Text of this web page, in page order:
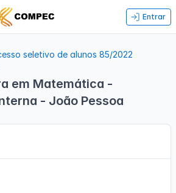
Entrar
seletivo de alunos 85/2022
em Matemática -
- João Pessoa